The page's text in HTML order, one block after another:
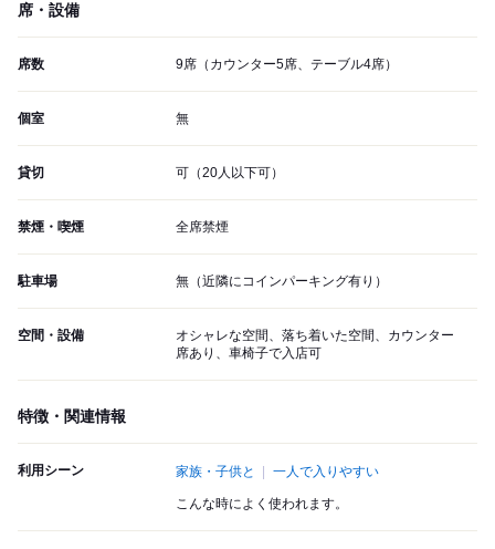
席・設備
席数 9席（カウンター5席、テーブル4席）
個室 無
貸切 可（20人以下可）
禁煙・喫煙 全席禁煙
駐車場 無（近隣にコインパーキング有り）
空間・設備
オシャレな空間、落ち着いた空間、カウンター
席あり、車椅子で入店可
特徴・関連情報
利用シーン 家族・子供と 一人で入りやすい
こんな時によく使われます。